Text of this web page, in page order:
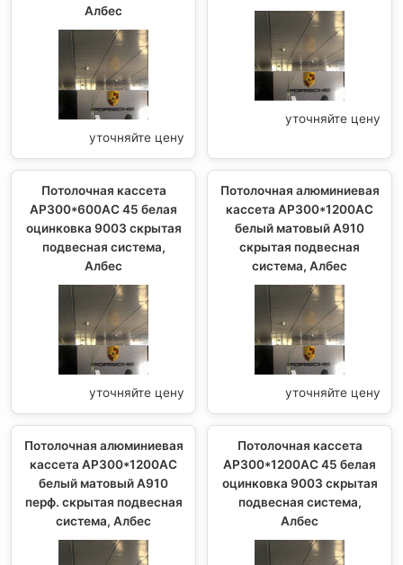
Албес
уточняйте цену
уточняйте цену
Потолочная кассета
AP300*600AC 45 белая
оцинковка 9003 скрытая
подвесная система,
Албес
уточняйте цену
Потолочная алюминиевая
кассета AP300*1200AC
белый матовый А910
скрытая подвесная
система, Албес
уточняйте цену
Потолочная алюминиевая
кассета AP300*1200AC
белый матовый А910
перф. скрытая подвесная
система, Албес
Потолочная кассета
AP300*1200AC 45 белая
оцинковка 9003 скрытая
подвесная система,
Албес